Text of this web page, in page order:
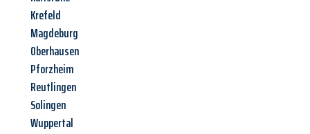
Krefeld
Magdeburg
Oberhausen
Pforzheim
Reutlingen
Solingen
Wuppertal